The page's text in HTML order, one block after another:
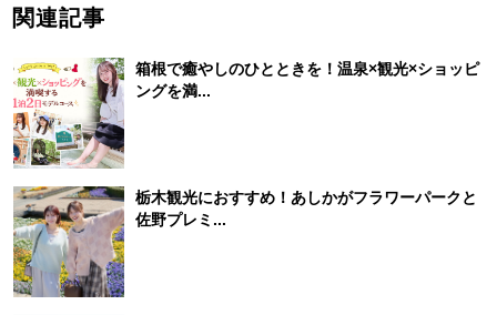
関連記事
箱根で癒やしのひとときを！温泉×観光×ショッピ
ングを満...
栃木観光におすすめ！あしかがフラワーパークと
佐野プレミ...